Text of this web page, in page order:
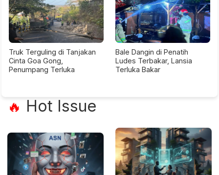
Truk Terguling di Tanjakan
Cinta Goa Gong,
Penumpang Terluka
Bale Dangin di Penatih
Ludes Terbakar, Lansia
Terluka Bakar
🔥 Hot Issue